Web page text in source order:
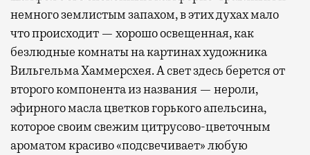
немного землистым запахом, в этих духах мало
что происходит — хорошо освещенная, как
безлюдные комнаты на картинах художника
Вильгельма Хаммерсхея. А свет здесь берется от
второго компонента из названия — нероли,
эфирного масла цветков горького апельсина,
которое своим свежим цитрусово-цветочным
ароматом красиво «подсвечивает» любую